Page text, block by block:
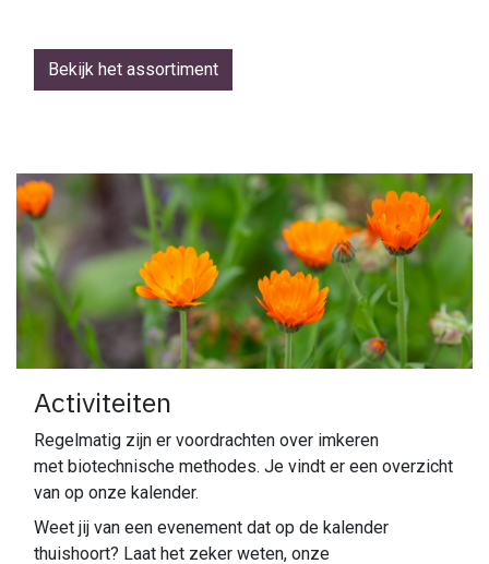
Bekijk het assortiment
Activiteiten
Regelmatig zijn er voordrachten over imkeren
met biotechnische methodes. Je vindt er een overzicht
van op onze kalender.
Weet jij van een evenement dat op de kalender
thuishoort? Laat het zeker weten, onze